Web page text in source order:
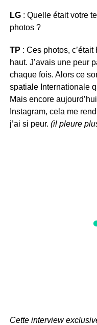
LG : Quelle était votre
photos ?
TP : Ces photos,
haut. J’avais une peur
chaque fois. Alors ce
spatiale Internationale
Mais encore
Instagram, cela me
j’ai si peur. (il pleure
Cette interview